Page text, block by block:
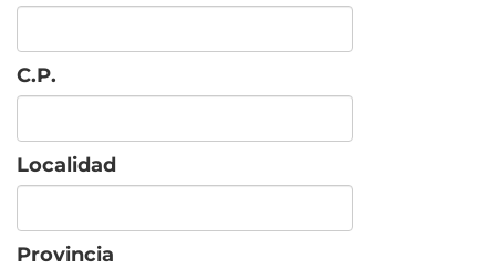
C.P.
Localidad
Provincia